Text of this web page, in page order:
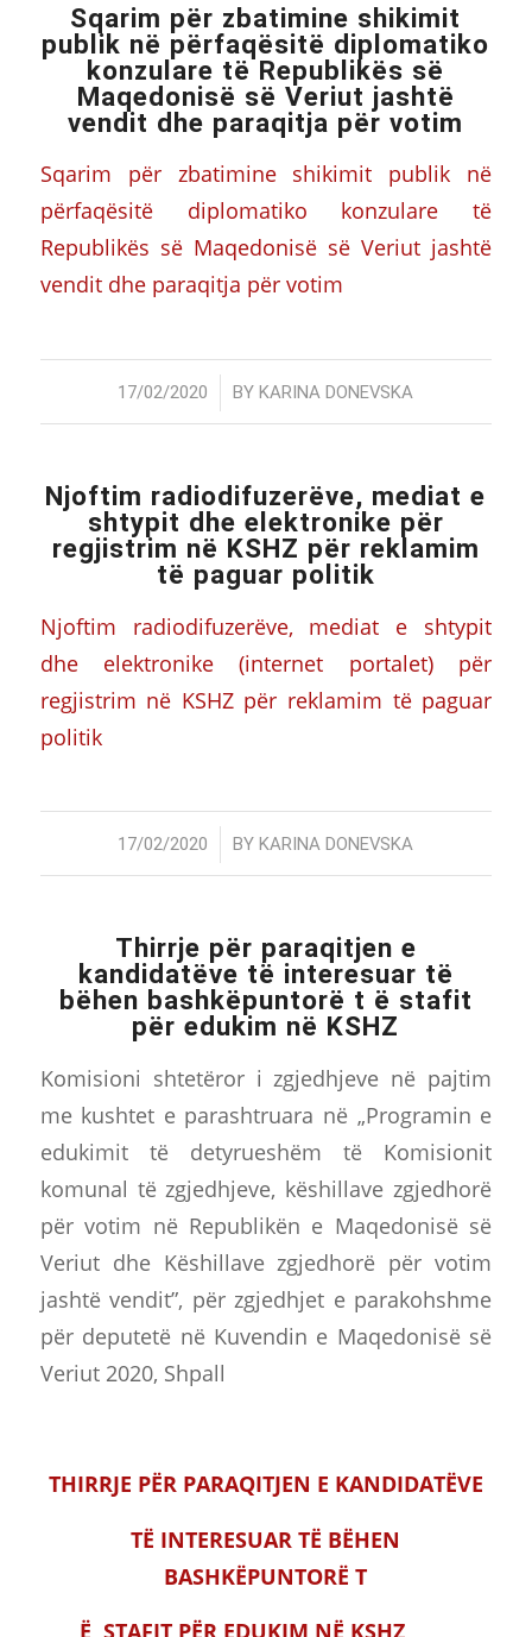
Sqarim për zbatimine shikimit
publik në përfaqësitë diplomatiko
konzulare të Republikës së
Maqedonisë së Veriut jashtë
vendit dhe paraqitja për votim
Sqarim për zbatimine shikimit publik në
përfaqësitë diplomatiko konzulare të
Republikës së Maqedonisë së Veriut jashtë
vendit dhe paraqitja për votim
17/02/2020
/ BYKARINA DONEVSKA
Njoftim radiodifuzerëve, mediat e
shtypit dhe elektronike për
regjistrim në KSHZ për reklamim
të paguar politik
Njoftim radiodifuzerëve, mediat e shtypit
dhe elektronike (internet portalet) për
regjistrim në KSHZ për reklamim të paguar
politik
17/02/2020
/ BYKARINA DONEVSKA
Thirrje për paraqitjen e
kandidatëve të interesuar të
bëhen bashkëpuntorë t ë stafit
për edukim në KSHZ
Komisioni shtetëror i zgjedhjeve në pajtim
me kushtet e parashtruara në „Programin e
edukimit të detyrueshëm të Komisionit
komunal të zgjedhjeve, këshillave zgjedhorë
për votim në Republikën e Maqedonisë së
Veriut dhe Këshillave zgjedhorë për votim
jashtë vendit”, për zgjedhjet e parakohshme
për deputetë në Kuvendin e Maqedonisë së
Veriut 2020, Shpall
THIRRJE PËR PARAQITJEN E KANDIDATËVE
TË INTERESUAR TË BËHEN
BASHKËPUNTORË T
Ë STAFIT PËR EDUKIM NË KSHZ